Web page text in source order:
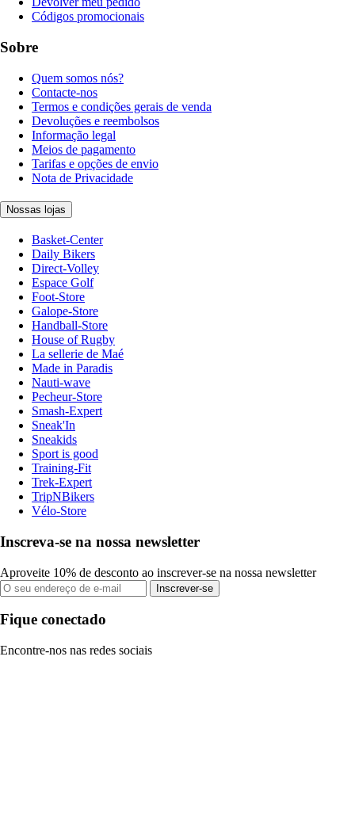
Códigos promocionais
Sobre
Quem somos nós?
Contacte-nos
Termos e condições gerais de venda
Devoluções e reembolsos
Informação legal
Meios de pagamento
Tarifas e opções de envio
Nota de Privacidade
Nossas lojas
Basket-Center
Daily Bikers
Direct-Volley
Espace Golf
Foot-Store
Galope-Store
Handball-Store
House of Rugby
La sellerie de Maé
Made in Paradis
Nauti-wave
Pecheur-Store
Smash-Expert
Sneak'In
Sneakids
Sport is good
Training-Fit
Trek-Expert
TripNBikers
Vélo-Store
Inscreva-se na nossa newsletter
Aproveite 10% de desconto ao inscrever-se na nossa newsletter
Inscrever-se
Fique conectado
Encontre-nos nas redes sociais